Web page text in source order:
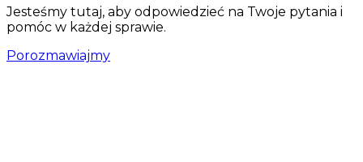
Jesteśmy tutaj, aby odpowiedzieć na Twoje pytania i
pomóc w każdej sprawie.
Porozmawiajmy